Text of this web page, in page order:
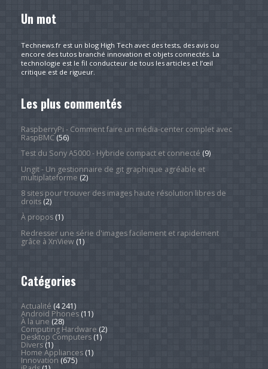
Un mot
Technews.fr est un blog High Tech avec des tests, des avis ou
encore des tutos branché innovation et objets connectés. La
technologie est le fil conducteur de tous les articles et l’œil
critique est de rigueur.
Les plus commentés
RaspberryPi - Comment faire un média-center complet avec
RaspBMC(56)
Test du Sony A5000 - Hybride compact et connecté (9)
Ungit - Un gestionnaire de git graphique agréable et
multiplateforme (2)
8 sites pour trouver des images haute résolution libres de
droits(2)
À propos(1)
Redresser une série d'images facilement et rapidement
grâce à XnView(1)
Catégories
Actualité (4 241)
Android Phones(11)
À la une (28)
Computing Hardware (2)
Desktop Computers(1)
Divers(1)
Home Appliances(1)
Innovation (675)